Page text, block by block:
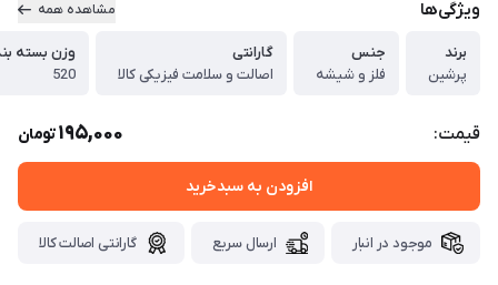
ویژگی‌ها مشاهده همه
برند
پرشین
جنس
فلز و شیشه
گارانتی
اصالت و سلامت فیزیکی کالا
وزن بسته
520
قیمت: 195,000تومان
افزودن به سبدخرید
موجود در انبار ارسال سریع گارانتی اصالت کالا